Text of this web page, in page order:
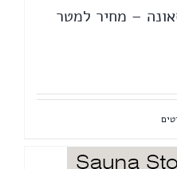
– מחיר למטר